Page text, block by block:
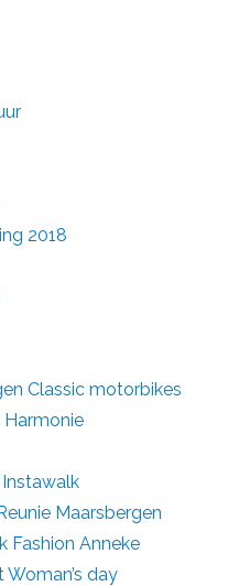
2018
Classic motorbikes
Harmonie
Maarsbergen
Fashion Anneke
day